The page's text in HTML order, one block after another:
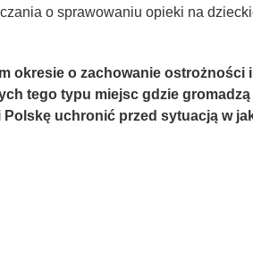
o sprawowaniu opieki na
okresie o zachowanie
tego typu miejsc gdzie
uchronić przed sytuacją w